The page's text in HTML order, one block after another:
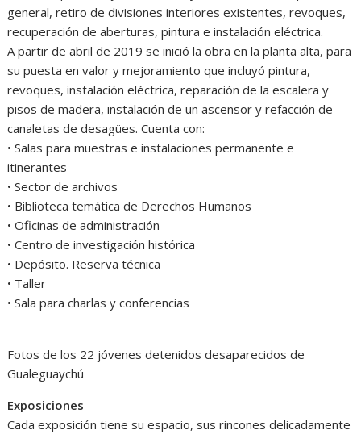
general, retiro de divisiones interiores existentes, revoques,
recuperación de aberturas, pintura e instalación eléctrica.
A partir de abril de 2019 se inició la obra en la planta alta, para
su puesta en valor y mejoramiento que incluyó pintura,
revoques, instalación eléctrica, reparación de la escalera y
pisos de madera, instalación de un ascensor y refacción de
canaletas de desagües. Cuenta con:
• Salas para muestras e instalaciones permanente e
itinerantes
• Sector de archivos
• Biblioteca temática de Derechos Humanos
• Oficinas de administración
• Centro de investigación histórica
• Depósito. Reserva técnica
• Taller
• Sala para charlas y conferencias
Fotos de los 22 jóvenes detenidos desaparecidos de
Gualeguaychú
Exposiciones
Cada exposición tiene su espacio, sus rincones delicadamente